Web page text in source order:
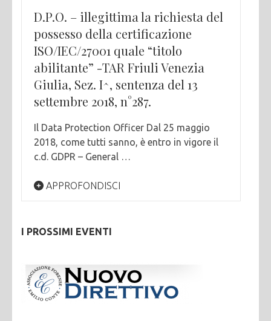
D.P.O. – illegittima la richiesta del
possesso della certificazione
ISO/IEC/27001 quale “titolo
abilitante” -TAR Friuli Venezia
Giulia, Sez. I^, sentenza del 13
settembre 2018, n°287.
Il Data Protection Officer Dal 25 maggio
2018, come tutti sanno, è entro in vigore il
c.d. GDPR – General …
APPROFONDISCI
I PROSSIMI EVENTI